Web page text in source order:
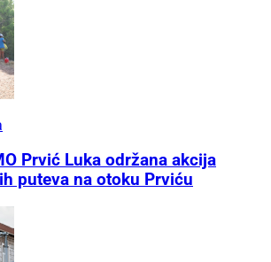
Prvić Luka održana akcija
puteva na otoku Prviću